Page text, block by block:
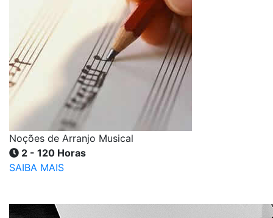
Noções de Arranjo Musical
2 - 120 Horas
SAIBA MAIS